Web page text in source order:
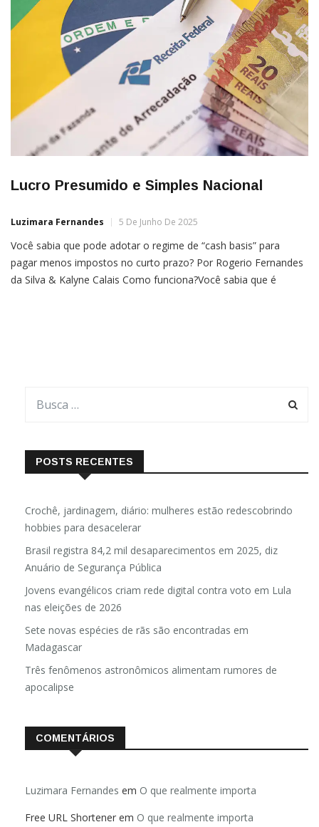
Lucro Presumido e Simples Nacional
Luzimara Fernandes 5 De Junho De 2025
Você sabia que pode adotar o regime de “cash basis” para
pagar menos impostos no curto prazo? Por Rogerio Fernandes
da Silva & Kalyne Calais Como funciona?Você sabia que é
POSTS RECENTES
Crochê, jardinagem, diário: mulheres estão redescobrindo
hobbies para desacelerar
Brasil registra 84,2 mil desaparecimentos em 2025, diz
Anuário de Segurança Pública
Jovens evangélicos criam rede digital contra voto em Lula
nas eleições de 2026
Sete novas espécies de rãs são encontradas em
Madagascar
Três fenômenos astronômicos alimentam rumores de
apocalipse
COMENTÁRIOS
Luzimara Fernandes em O que realmente importa
Free URL Shortener em O que realmente importa